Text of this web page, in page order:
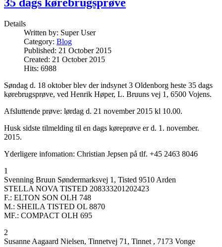
Details
Written by: Super User
Category: Blog
Published: 21 October 2015
Created: 21 October 2015
Hits: 6988
Søndag d. 18 oktober blev der indsynet 3 Oldenborg heste 35 dags
kørebrugsprøve, ved Henrik Høper, L. Bruuns vej 1, 6500 Vojens.
Afsluttende prøve: lørdag d. 21 november 2015 kl 10.00.
Husk sidste tilmelding til en dags køreprøve er d. 1. november.
2015.
Yderligere infomation: Christian Jepsen på tlf. +45 2463 8046
1
Svenning Bruun Søndermarksvej 1, Tisted 9510 Arden
STELLA NOVA TISTED 208333201202423
F.: ELTON SON OLH 748
M.: SHEILA TISTED OL 8870
MF.: COMPACT OLH 695
2
Susanne Aagaard Nielsen, Tinnetvej 71, Tinnet , 7173 Vonge